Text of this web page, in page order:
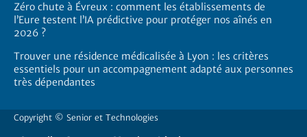
Zéro chute à Évreux : comment les établissements de
l’Eure testent l’IA prédictive pour protéger nos aînés en
2026 ?
Trouver une résidence médicalisée à Lyon : les critères
essentiels pour un accompagnement adapté aux personnes
très dépendantes
Copyright © Senior et Technologies